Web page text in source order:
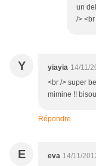
un
/>
Y yiayia 14/11/
<br /> super
mimine !!
Répondre
E eva 14/11/